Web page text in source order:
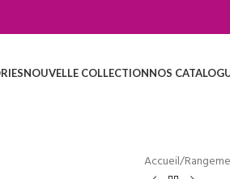
NOUVELLE COLLECTIONNOS
Accueil/